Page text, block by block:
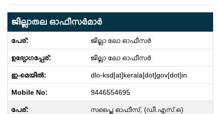
ജില്ലാതല ഓഫീസര്‍മാര്‍
ജില്ലാ ലോ ഓഫീസർ
ജില്ലാ ലോ ഓഫീസർ
dlo-ksd[at]kerala[dot]gov[dot]in
9446554695
സപ്ലൈ ഓഫീസ്, (ഡി.എസ്.ഒ)